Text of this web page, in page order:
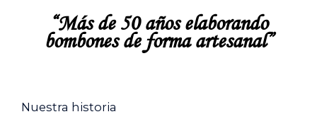
“Más de 50 años elaborando
bombones de forma artesanal”
Nuestra historia